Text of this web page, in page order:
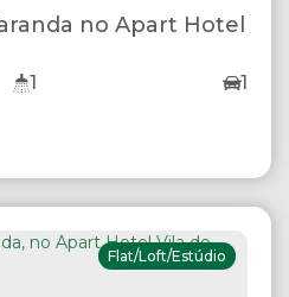
no Apart Hotel
1 1
Flat/Loft/Estúdio